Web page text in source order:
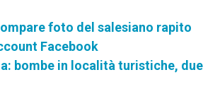
foto del salesiano rapito
Facebook
bombe in località turistiche, due